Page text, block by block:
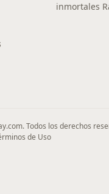
inmortales
Todos los derechos
de Uso